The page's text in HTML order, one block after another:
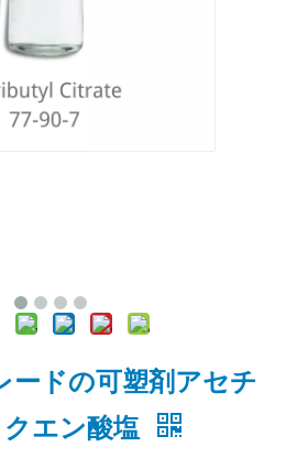
ードの可塑剤アセチ
エン酸塩